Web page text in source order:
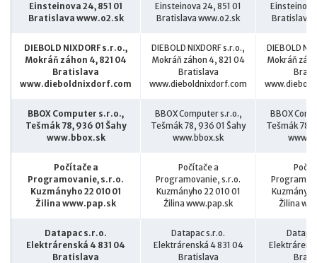
Einsteinova 24, 851 01
Bratislava www.o2.sk
Einsteinova 24, 851 01
Bratislava www.o2.sk
Einsteinova
Bratislava
DIEBOLD NIXDORF s.r.o.,
Mokráň záhon 4, 821 04
Bratislava
www.dieboldnixdorf.com
DIEBOLD NIXDORF s.r.o.,
Mokráň záhon 4, 821 04
Bratislava
www.dieboldnixdorf.com
DIEBOLD
Mokráň
BBOX Computer s.r.o.,
Tešmák 78, 936 01 Šahy
www.bbox.sk
BBOX Computer s.r.o.,
Tešmák 78, 936 01 Šahy
www.bbox.sk
BBOX
Tešmák 78,
Počítače a
Programovanie, s.r.o.
Kuzmányho 22 010 01
Žilina www.pap.sk
Počítače a
Programovanie, s.r.o.
Kuzmányho 22 010 01
Žilina www.pap.sk
Žilina
Datapac s.r.o.
Elektrárenská 4 831 04
Bratislava
Datapac s.r.o.
Elektrárenská 4 831 04
Bratislava